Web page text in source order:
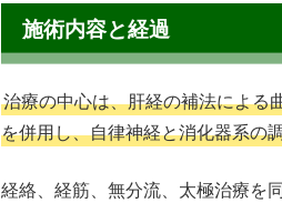
施術内容と経過
治療の中心は、肝経の補法による
を併用し、自律神経と消化器系の
経絡、経筋、無分流、太極治